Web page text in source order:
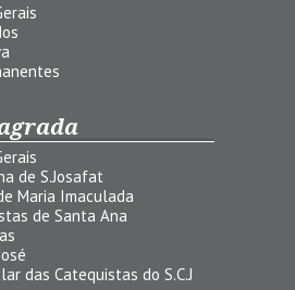
de S.Josafat
Maria Imaculada
de Santa Ana
das Catequistas do S.C.J